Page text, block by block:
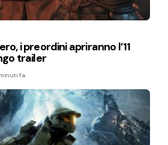
i preordini apriranno l’11
trailer
fa